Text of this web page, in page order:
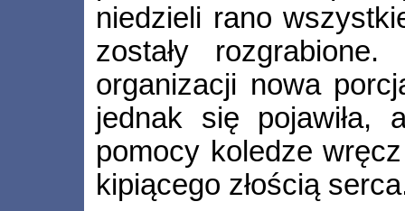
niedzieli rano
zostały rozgrabione.
organizacji nowa
jednak się pojawiła,
pomocy koledze
kipiącego złością